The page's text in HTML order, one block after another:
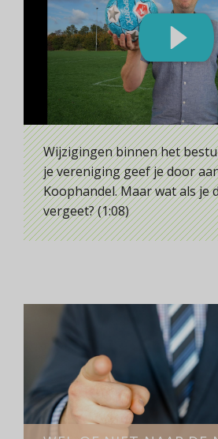
Wijzigingen binnen het
je vereniging geef je door
Koophandel. Maar wat als je
vergeet? (1:08)